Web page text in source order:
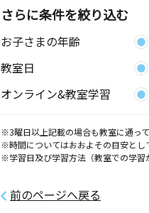
さらに条件を絞り込む
お子さまの年齢
教室日
オンライン&教室学習
※3曜日以上記載の場合も教室に通っ
※時間についてはおおよその目安とし
※学習日及び学習方法（教室での学習
前のページへ戻る